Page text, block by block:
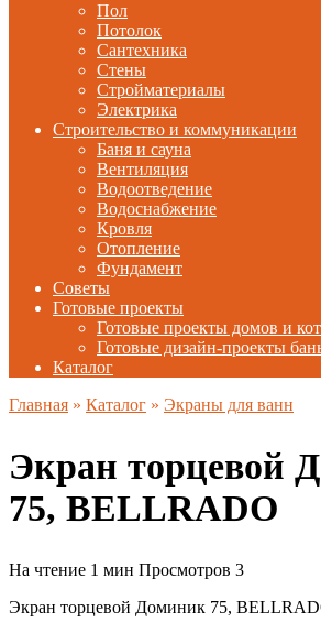
Пол
Потолок
Сантехника
Стены
Стройматериалы
Электрика
Строительство и коммуникации
Баня и сауна
Вентиляция
Водоотведение
Водоснабжение
Кровля
Отопление
Фундамент
Советы
Готовые проекты
Готовые проекты домов и
Готовые дизайн-проекты
Каталог
Главная » Каталог » Экраны для ванн
Экран торцевой
75, BELLRADO
На чтение 1 мин Просмотров 3
Экран торцевой Доминик 75,